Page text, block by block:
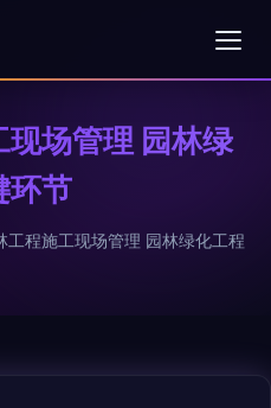
场管理 园林绿
环节
工程施工现场管理 园林绿化工程